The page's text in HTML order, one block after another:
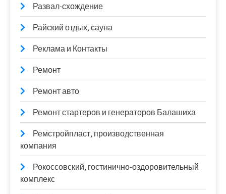
Развал-схождение
Райский отдых, сауна
Реклама и Контакты
Ремонт
Ремонт авто
Ремонт стартеров и генераторов Балашиха
Ремстройпласт, производственная
компания
Рокоссовский, гостинично-оздоровительный
комплекс